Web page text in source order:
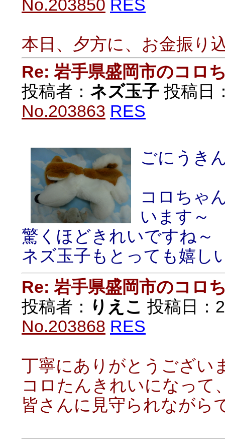
No.203850 RES
本日、夕方に、お金振り
Re: 岩手県盛岡市のコロ
投稿者： ネズ玉子 投稿日
No.203863 RES
ごにうき
コロちゃ
います～
驚くほどきれいですね～
ネズ玉子もとっても嬉し
Re: 岩手県盛岡市のコロ
投稿者： りえこ 投稿日：
No.203868 RES
丁寧にありがとうござい
コロたんきれいになって
皆さんに見守られながら